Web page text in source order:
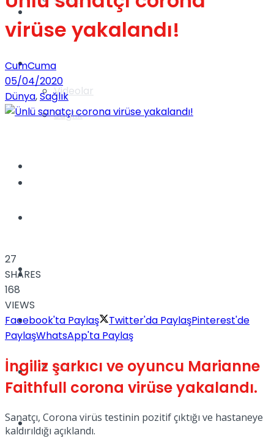
Videolar
Yaşam
Sağlık
Gündem
Yaşam
Sağlık
Dünya
Türkiye
Müzik
Sinema
virüse yakalandı!
CumCuma
05/04/2020
Dünya,Sağlık
27
SHARES
168
VIEWS
Facebook'ta Paylaş
Twitter'da PaylaşPinterest'de
PaylaşWhatsApp'ta Paylaş
İngiliz şarkıcı ve oyuncu Marianne
Faithfull corona virüse yakalandı.
Sanatçı, Corona virüs testinin pozitif çıktığı ve hastaneye
kaldırıldığı açıklandı.